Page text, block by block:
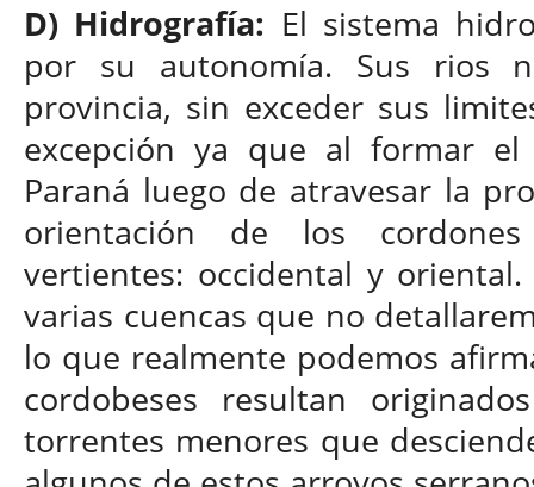
D) Hidrografía: El sistema
por su autonomía. Sus rios
provincia, sin exceder sus
excepción ya que al formar el
Paraná luego de atravesar la
orientación de los
vertientes: occidental y
varias cuencas que no
lo que realmente podemos
cordobeses resultan
torrentes menores que